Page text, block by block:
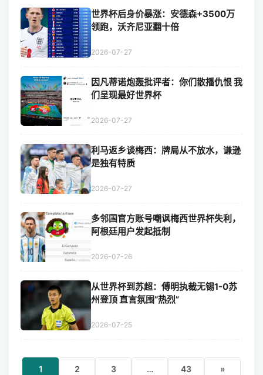
世界杯后身价暴涨：安德森+3500万
领跑，沃齐尼亚翻十倍
2026-07-27
因凡蒂诺炮轰批评者：你们散播仇恨 我
们呈现最好世界杯
2026-07-27
利马返乡谈梅西：牌局从不放水，谦逊
是独有特质
2026-07-27
多邻国官方账号嘲讽梅西世界杯失利，
阿根廷用户发起抵制
2026-07-26
从世界杯到苏超：傅明执裁无锡1-0苏
州登顶 直言氛围“热烈”
2026-07-25
1 2 3 … 43 »